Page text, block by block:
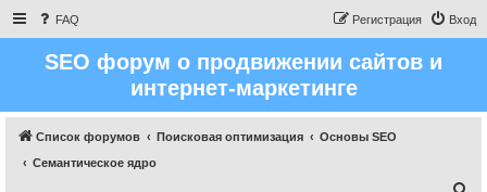
FAQ Вход
Регистрация
SEO форум о продвижении сайтов и
интернет-маркетинге
Список форумов Поисковая оптимизация
Основы SEO
Семантическое ядро